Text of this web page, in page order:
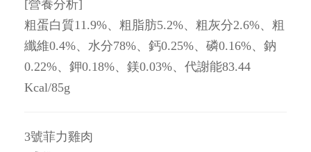
[營養分析]
粗蛋白質11.9%、粗脂肪5.2%、粗灰分2.6%、粗
纖維0.4%、水分78%、鈣0.25%、磷0.16%、鈉
0.22%、鉀0.18%、鎂0.03%、代謝能83.44
Kcal/85g
3號菲力雞肉